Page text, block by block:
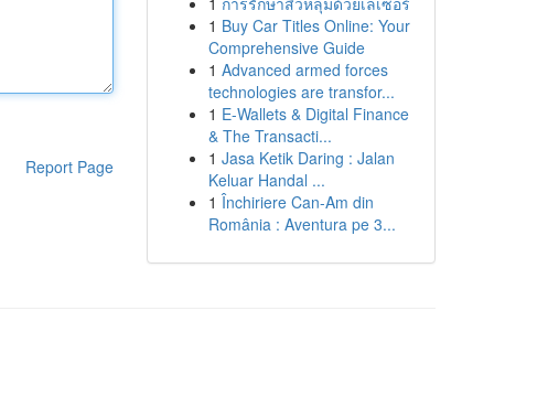
Report Page
1 Buy Car Titles Online: Your
Comprehensive Guide
1 Advanced armed forces
technologies are transfor...
1 E-Wallets & Digital Finance
& The Transacti...
1 Jasa Ketik Daring : Jalan
Keluar Handal ...
1 Închiriere Can-Am din
România : Aventura pe 3...